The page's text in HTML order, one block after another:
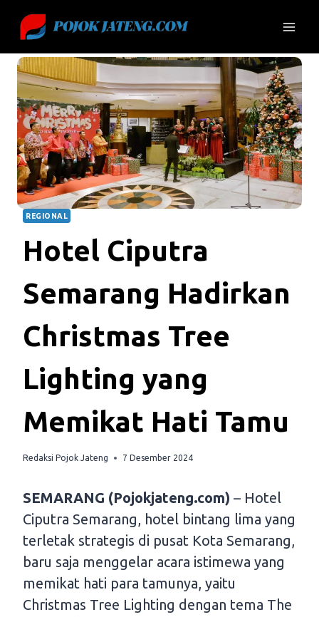
content
REGIONAL
Hotel Ciputra
Semarang Hadirkan
Christmas Tree
Lighting yang
Memikat Hati Tamu
Redaksi Pojok Jateng 7 Desember 2024
SEMARANG (Pojokjateng.com) – Hotel
Ciputra Semarang, hotel bintang lima yang
terletak strategis di pusat Kota Semarang,
baru saja menggelar acara istimewa yang
memikat hati para tamunya, yaitu
Christmas Tree Lighting dengan tema The